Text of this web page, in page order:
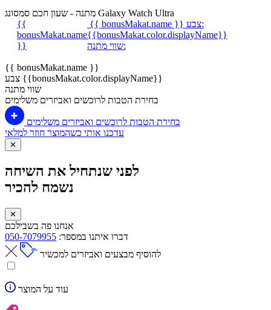
מתנה - שעון חכם סמסונג Galaxy Watch Ultra
{{
bonusMakat.name
}}
{{ bonusMakat.name }}
צבע:
{{bonusMakat.color.displayName}}
שווי מתנה:
{{ bonusMakat.name }}
צבע {{bonusMakat.color.displayName}}
שווי מתנה
בחירת הטבות לרוכשים ואביזרים משלימים
בחירת הטבות לרוכשים ואביזרים משלימים
עדכנו אותי כשהמוצר חוזר למלאי
✕
לפני שנתחיל את השיחה
נשמח להכיר
✕
אנחנו פה בשבילכם
דברו איתנו במספר: 050-7079955
להוסיף מבצעים ואביזרים למכשיר
עוד על המוצר